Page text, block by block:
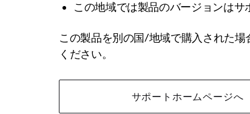
この地域では製品のバージョンはサ
この製品を別の国/地域で購入された
ください。
サポートホームページへ